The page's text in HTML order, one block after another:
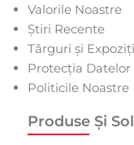
Valorile Noastre
Știri Recente
Târguri și
Protecția Datelor
Politicile Noastre
Produse Și